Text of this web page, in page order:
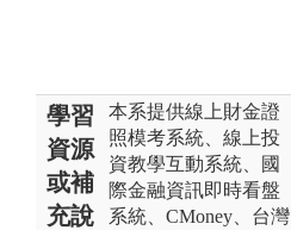
學習
資源
或補
充說
本系提供線上財金證
照模考系統、線上投
資教學互動系統、國
際金融資訊即時看盤
系統、CMoney、台灣